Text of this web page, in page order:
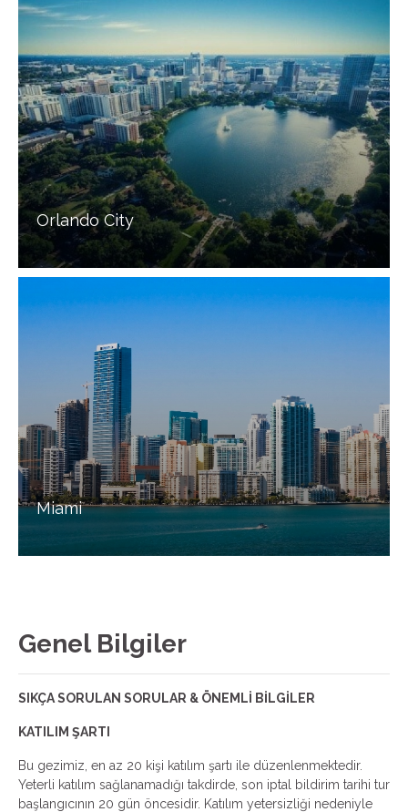
Orlando City
Miami
Genel Bilgiler
SIKÇA SORULAN SORULAR & ÖNEMLİ BİLGİLER
KATILIM ŞARTI
Bu gezimiz, en az 20 kişi katılım şartı ile düzenlenmektedir.
Yeterli katılım sağlanamadığı takdirde, son iptal bildirim tarihi tur
başlangıcının 20 gün öncesidir. Katılım yetersizliği nedeniyle